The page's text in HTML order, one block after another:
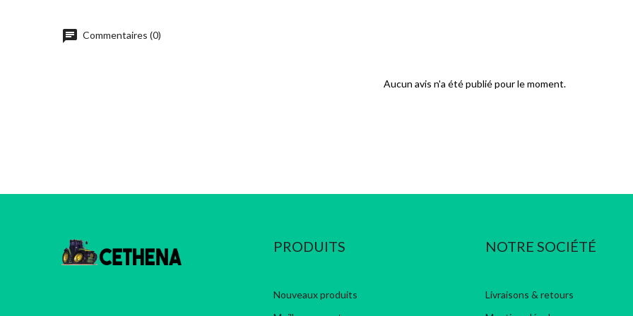
chat Commentaires (0)
Aucun avis n'a été publié pour le moment.
PRODUITS
Nouveaux produits
NOTRE SOCIÉTÉ
Livraisons & retours